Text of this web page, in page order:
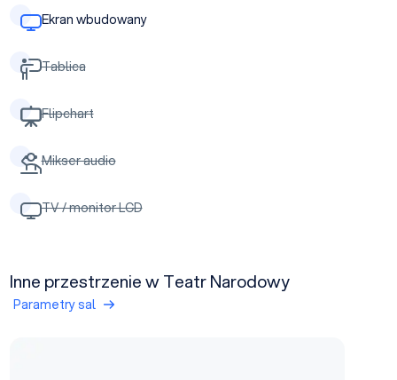
Ekran wbudowany
Tablica
Flipchart
Mikser audio
TV / monitor LCD
Inne przestrzenie w Teatr Narodowy
Parametry sal